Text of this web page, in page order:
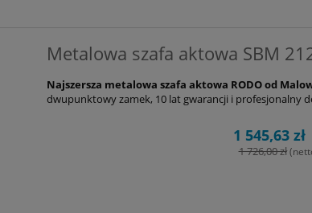
Metalowa szafa aktowa SBM
Najszersza metalowa szafa aktowa RODO od
dwupunktowy zamek, 10 lat gwarancji i profesjonalny
1 545,63 zł
1 726,00 zł